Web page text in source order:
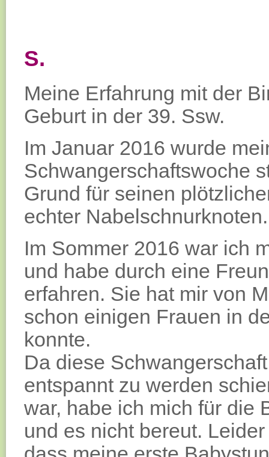
S.
Meine Erfahrung mit der
Geburt in der 39. Ssw.
Im Januar 2016 wurde
Schwangerschaftswoche
Grund für seinen
echter Nabelschnurknoten.
Im Sommer 2016 war ich
und habe durch eine
erfahren. Sie hat mir von
schon einigen Frauen in
konnte.
Da diese
entspannt zu werden
war, habe ich mich für die
und es nicht bereut.